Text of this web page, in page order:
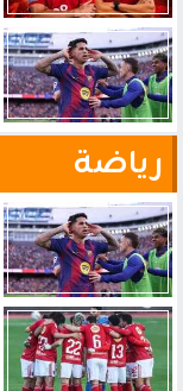
رياضة